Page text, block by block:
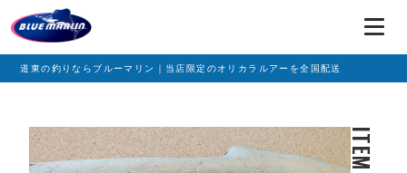
道東の釣りならブルーマリン｜当店限定のオリカラルアーを全国配送
ITEM